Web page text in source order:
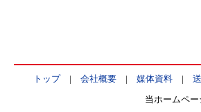
トップ| 会社概要| 媒体資料|
当ホームペ